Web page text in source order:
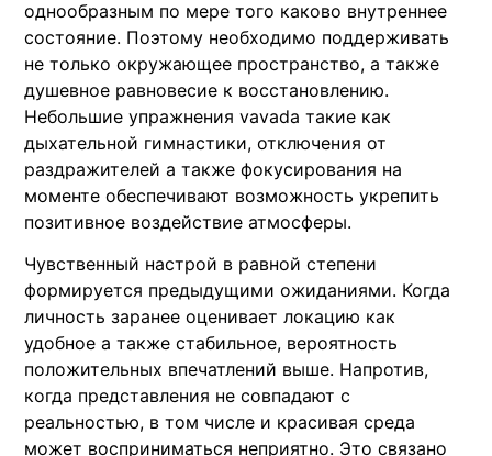
однообразным по мере того каково внутреннее
состояние. Поэтому необходимо поддерживать
не только окружающее пространство, а также
душевное равновесие к восстановлению.
Небольшие упражнения vavada такие как
дыхательной гимнастики, отключения от
раздражителей а также фокусирования на
моменте обеспечивают возможность укрепить
позитивное воздействие атмосферы.
Чувственный настрой в равной степени
формируется предыдущими ожиданиями. Когда
личность заранее оценивает локацию как
удобное а также стабильное, вероятность
положительных впечатлений выше. Напротив,
когда представления не совпадают с
реальностью, в том числе и красивая среда
может восприниматься неприятно. Это связано